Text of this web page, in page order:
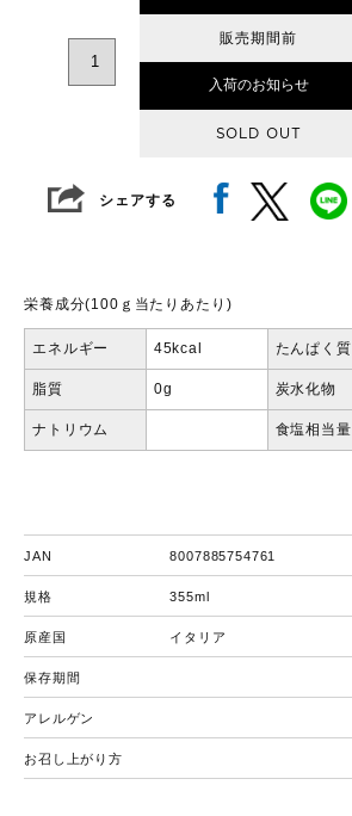
販売期間前
入荷のお知らせ
SOLD OUT
シェアする
栄養成分(100ｇ当たりあたり)
エネルギー 45kcal たんぱく質
脂質 0g 炭水化物
ナトリウム 食塩相当量
JAN 8007885754761
規格 355ml
原産国 イタリア
保存期間
アレルゲン
お召し上がり方